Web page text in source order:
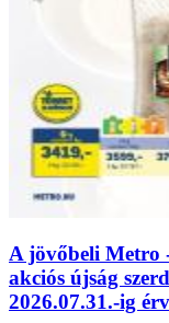
A jövőbeli
akciós újság
2026.07.31.-ig